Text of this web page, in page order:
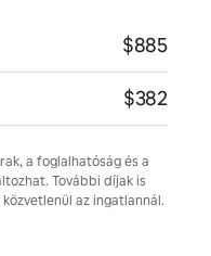
$885
$382
a foglalhatóság és a
További díjak is
az ingatlannál.